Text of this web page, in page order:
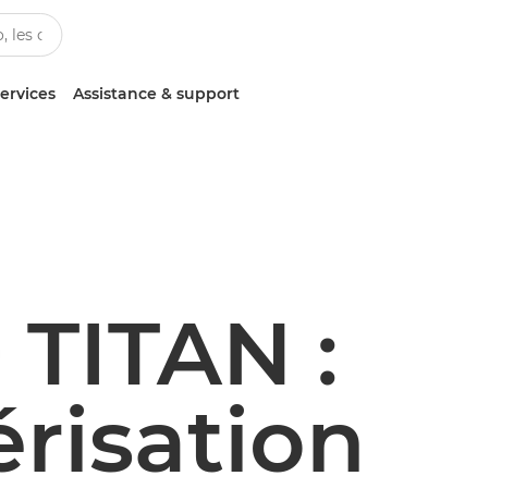
Assistance & support
: